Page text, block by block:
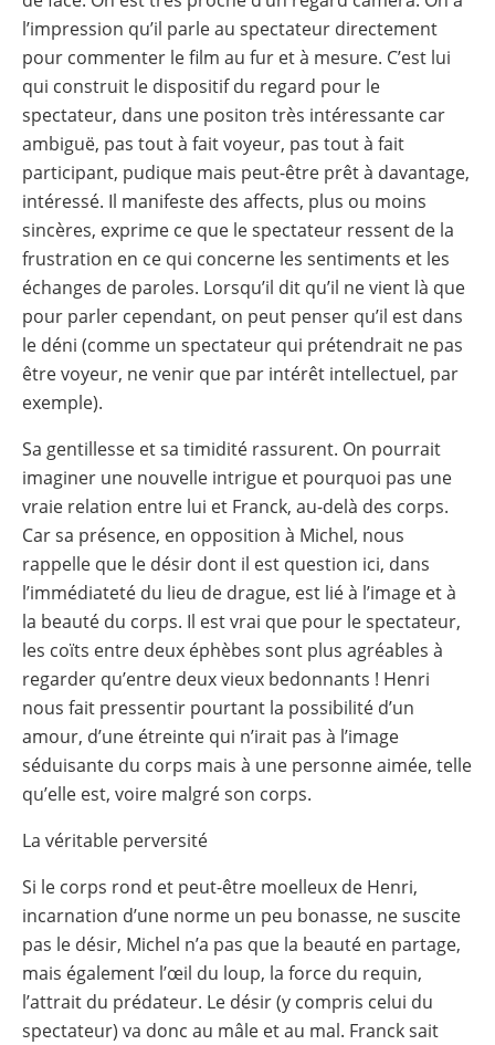
l’impression qu’il parle au spectateur directement
pour commenter le film au fur et à mesure. C’est lui
qui construit le dispositif du regard pour le
spectateur, dans une positon très intéressante car
ambiguë, pas tout à fait voyeur, pas tout à fait
participant, pudique mais peut-être prêt à davantage,
intéressé. Il manifeste des affects, plus ou moins
sincères, exprime ce que le spectateur ressent de la
frustration en ce qui concerne les sentiments et les
échanges de paroles. Lorsqu’il dit qu’il ne vient là que
pour parler cependant, on peut penser qu’il est dans
le déni (comme un spectateur qui prétendrait ne pas
être voyeur, ne venir que par intérêt intellectuel, par
exemple).
Sa gentillesse et sa timidité rassurent. On pourrait
imaginer une nouvelle intrigue et pourquoi pas une
vraie relation entre lui et Franck, au-delà des corps.
Car sa présence, en opposition à Michel, nous
rappelle que le désir dont il est question ici, dans
l’immédiateté du lieu de drague, est lié à l’image et à
la beauté du corps. Il est vrai que pour le spectateur,
les coïts entre deux éphèbes sont plus agréables à
regarder qu’entre deux vieux bedonnants ! Henri
nous fait pressentir pourtant la possibilité d’un
amour, d’une étreinte qui n’irait pas à l’image
séduisante du corps mais à une personne aimée, telle
qu’elle est, voire malgré son corps.
La véritable perversité
Si le corps rond et peut-être moelleux de Henri,
incarnation d’une norme un peu bonasse, ne suscite
pas le désir, Michel n’a pas que la beauté en partage,
mais également l’œil du loup, la force du requin,
l’attrait du prédateur. Le désir (y compris celui du
spectateur) va donc au mâle et au mal. Franck sait